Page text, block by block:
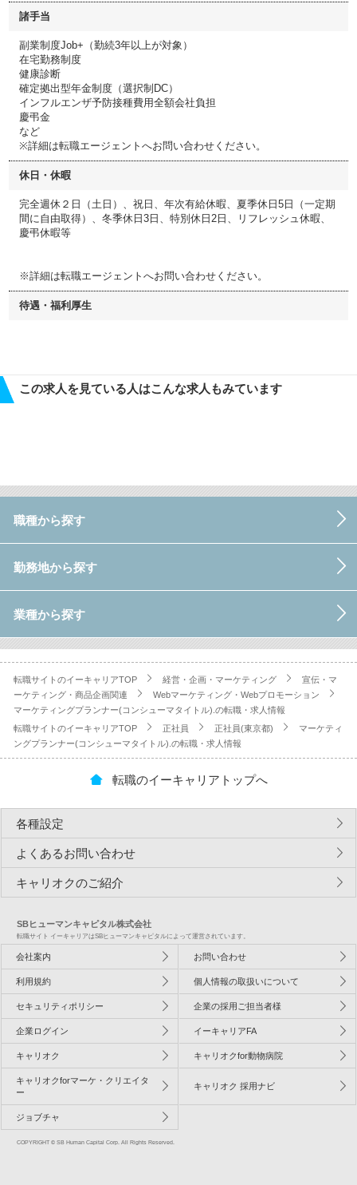
諸手当
副業制度Job+（勤続3年以上が対象）
在宅勤務制度
健康診断
確定拠出型年金制度（選択制DC）
インフルエンザ予防接種費用全額会社負担
慶弔金
など
※詳細は転職エージェントへお問い合わせください。
休日・休暇
完全週休２日（土日）、祝日、年次有給休暇、夏季休日5日（一定期
間に自由取得）、冬季休日3日、特別休日2日、リフレッシュ休暇、
慶弔休暇等
※詳細は転職エージェントへお問い合わせください。
待遇・福利厚生
この求人を見ている人はこんな求人もみています
職種から探す
勤務地から探す
業種から探す
転職サイトのイーキャリアTOP 経営・企画・マーケティング
宣伝・マ
ーケティング・商品企画関連
Webマーケティング・Webプロモーション
マーケティングプランナー(コンシューマタイトル).の転職・求人情報
転職サイトのイーキャリアTOP
正社員 正社員(東京都)
マーケティ
ングプランナー(コンシューマタイトル).の転職・求人情報
転職のイーキャリアトップへ
各種設定
よくあるお問い合わせ
キャリオクのご紹介
SBヒューマンキャピタル株式会社
転職サイト イーキャリアはSBヒューマンキャピタルによって運営されています。
会社案内 お問い合わせ
利用規約 個人情報の取扱いについて
セキュリティポリシー 企業の採用ご担当者様
企業ログイン イーキャリアFA
キャリオク キャリオクfor動物病院
キャリオクforマーケ・クリエイタ
ー
キャリオク 採用ナビ
ジョブチャ
COPYRIGHT © SB Human Capital Corp. All Rights Reserved.